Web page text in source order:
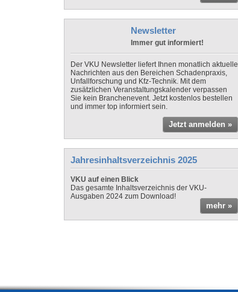
Newsletter
Immer gut informiert!
Der VKU Newsletter liefert Ihnen monatlich aktuelle
Nachrichten aus den Bereichen Schadenpraxis,
Unfallforschung und Kfz-Technik. Mit dem
zusätzlichen Veranstaltungskalender verpassen
Sie kein Branchenevent. Jetzt kostenlos bestellen
und immer top informiert sein.
Jetzt anmelden »
Jahresinhaltsverzeichnis 2025
VKU auf einen Blick
Das gesamte Inhaltsverzeichnis der VKU-
Ausgaben 2024 zum Download!
mehr »